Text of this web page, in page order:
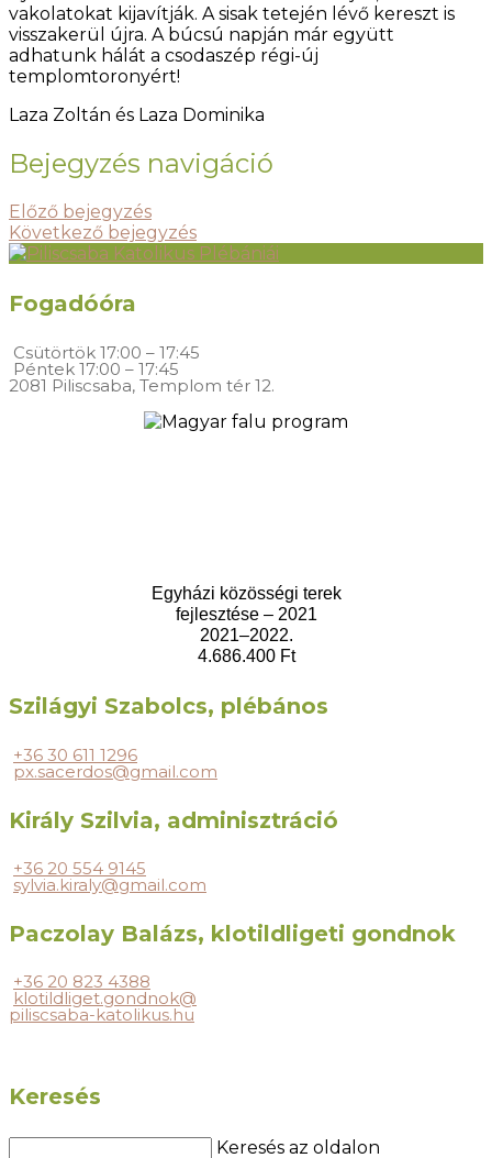
vakolatokat kijavítják. A sisak tetején lévő kereszt is
visszakerül újra. A búcsú napján már együtt
adhatunk hálát a csodaszép régi-új
templomtoronyért!
Laza Zoltán és Laza Dominika
Bejegyzés navigáció
Előző bejegyzés
Következő bejegyzés
Fogadóóra
Csütörtök 17:00 – 17:45
Péntek 17:00 – 17:45
2081 Piliscsaba, Templom tér 12.
Egyházi közösségi terek
fejlesztése – 2021
2021–2022.
4.686.400 Ft
Szilágyi Szabolcs, plébános
+36 30 611 1296
px.sacerdos@gmail.com
Király Szilvia, adminisztráció
+36 20 554 9145
sylvia.kiraly@gmail.com
Paczolay Balázs, klotildligeti gondnok
+36 20 823 4388
klotildliget.gondnok@
piliscsaba-katolikus.hu
Keresés
Keresés az oldalon